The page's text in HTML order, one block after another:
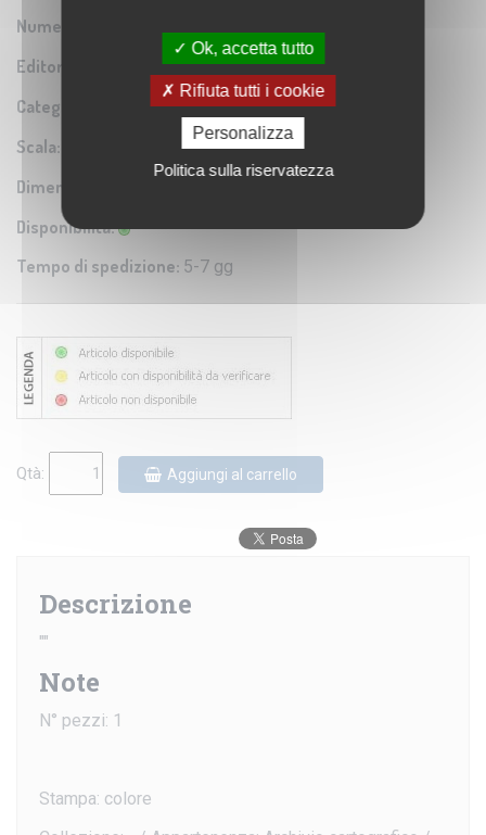
Numero Serie:
Editore/Produttore:Istituto Geografico Militare
Categoria: Riproduzione di carta antica
Scala:
Dimensioni:
Disponibilità:
Tempo di spedizione: 5-7 gg
Qtà: Aggiungi al carrello
Descrizione
""
Note
N° pezzi: 1
Stampa: colore
Ok, accetta tutto
Rifiuta tutti i cookie
Personalizza
Politica sulla riservatezza